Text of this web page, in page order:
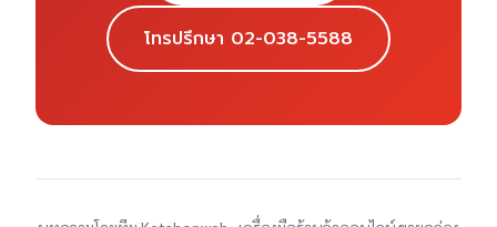
โทรปรึกษา 02-038-5588